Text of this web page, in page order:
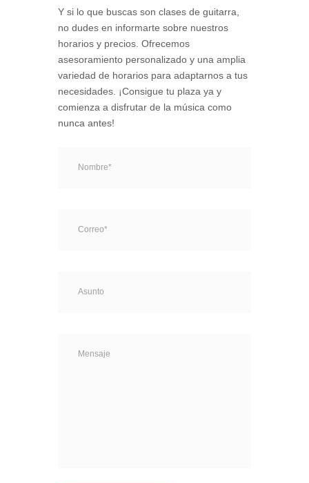
Y si lo que buscas son clases de guitarra,
no dudes en informarte sobre nuestros
horarios y precios. Ofrecemos
asesoramiento personalizado y una amplia
variedad de horarios para adaptarnos a tus
necesidades. ¡Consigue tu plaza ya y
comienza a disfrutar de la música como
nunca antes!